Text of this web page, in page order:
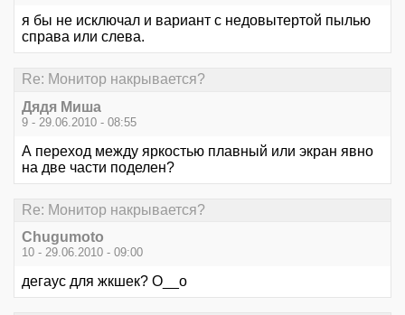
я бы не исключал и вариант с недовытертой пылью
справа или слева.
Re: Монитор накрывается?
Дядя Миша
9 - 29.06.2010 - 08:55
А переход между яркостью плавный или экран явно
на две части поделен?
Re: Монитор накрывается?
Chugumoto
10 - 29.06.2010 - 09:00
дегаус для жкшек? О__о